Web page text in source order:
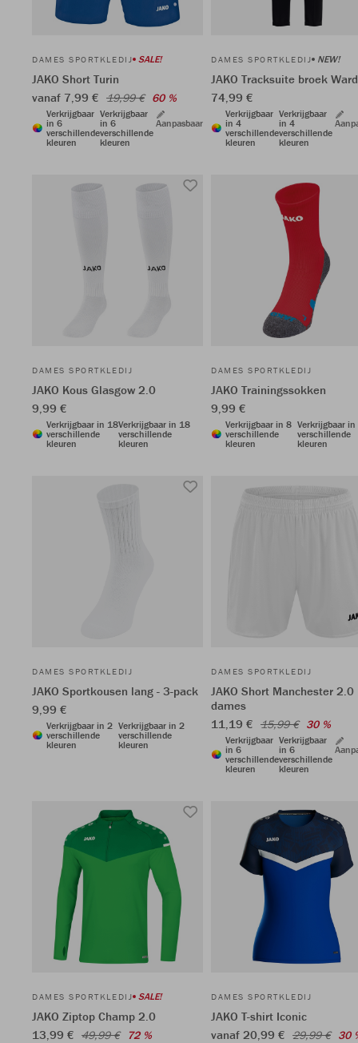
DAMES SPORTKLEDIJ SALE!
JAKO Short Turin
vanaf 7,99 € 19,99 € 60 %
Verkrijgbaar
in 6
verschillende
kleuren
Verkrijgbaar
in 6
verschillende
kleuren
Aanpasbaar
DAMES SPORTKLEDIJ NEW!
JAKO Tracksuite broek
74,99 €
Verkrijgbaar
in 4
verschillende
kleuren
Verkrijgbaar
in 4
verschillende
kleuren
DAMES SPORTKLEDIJ
JAKO Kous Glasgow 2.0
9,99 €
Verkrijgbaar in 18
verschillende
kleuren
Verkrijgbaar in 18
verschillende
kleuren
DAMES SPORTKLEDIJ
JAKO Trainingssokken
9,99 €
Verkrijgbaar in 8
verschillende
kleuren
Verkrijgbaar in
verschillende
kleuren
DAMES SPORTKLEDIJ
JAKO Sportkousen lang - 3-pack
9,99 €
Verkrijgbaar in 2
verschillende
kleuren
Verkrijgbaar in 2
verschillende
kleuren
DAMES SPORTKLEDIJ
JAKO Short Manchester 2.0
dames
11,19 € 15,99 € 30 %
Verkrijgbaar
in 6
verschillende
kleuren
Verkrijgbaar
in 6
verschillende
kleuren
DAMES SPORTKLEDIJ SALE!
JAKO Ziptop Champ 2.0
13,99 € 49,99 € 72 %
DAMES SPORTKLEDIJ
JAKO T-shirt Iconic
vanaf 20,99 € 29,99 € 30